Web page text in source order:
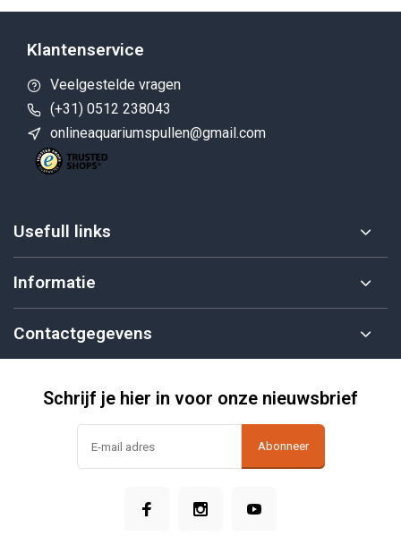
Klantenservice
Veelgestelde vragen
(+31) 0512 238043
onlineaquariumspullen@gmail.com
Usefull links
Informatie
Contactgegevens
Schrijf je hier in voor onze nieuwsbrief
Abonneer